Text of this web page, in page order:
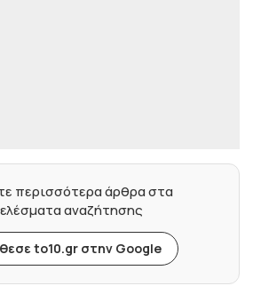
περισσότερα άρθρα στα
αναζήτησης
to10.gr στην Google